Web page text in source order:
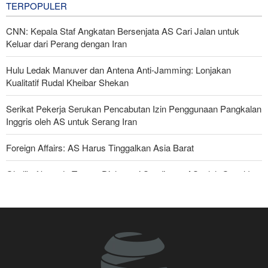
TERPOPULER
CNN: Kepala Staf Angkatan Bersenjata AS Cari Jalan untuk
Keluar dari Perang dengan Iran
Hulu Ledak Manuver dan Antena Anti-Jamming: Lonjakan
Kualitatif Rudal Kheibar Shekan
Serikat Pekerja Serukan Pencabutan Izin Penggunaan Pangkalan
Inggris oleh AS untuk Serang Iran
Foreign Affairs: AS Harus Tinggalkan Asia Barat
Ghalibaf kepada Trump: Diplomasi Sandiwara AS telah Gagal !
Joe Kent: Komunitas Intelijen AS Tahu Iran Tidak Buat Nuklir, Tapi
Suara Mereka Dibungkam